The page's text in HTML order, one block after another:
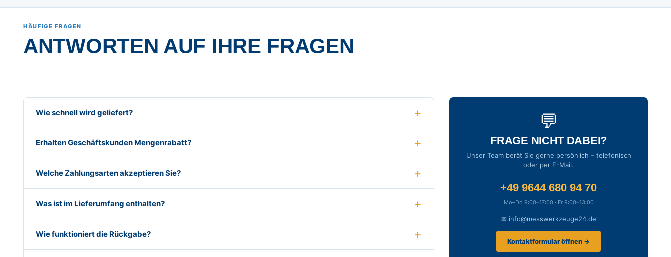
HÄUFIGE FRAGEN
ANTWORTEN AUF IHRE FRAGEN
Wie schnell wird geliefert?
Erhalten Geschäftskunden Mengenrabatt?
Welche Zahlungsarten akzeptieren Sie?
Was ist im Lieferumfang enthalten?
Wie funktioniert die Rückgabe?
💬
FRAGE NICHT DABEI?
Unser Team berät Sie gerne persönlich – telefonisch
oder per E-Mail.
+49 9644 680 94 70
Mo–Do 9:00–17:00 · Fr 9:00–13:00
✉ info@messwerkzeuge24.de
Kontaktformular öffnen →